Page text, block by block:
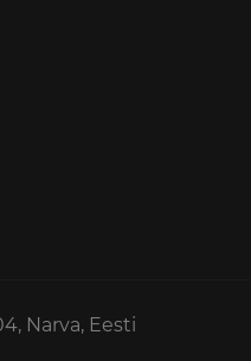
Narva, Eesti